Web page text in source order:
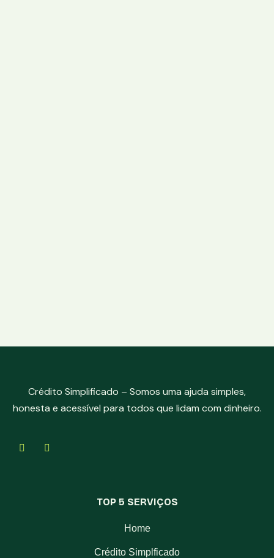
Crédito Simplificado – Somos uma ajuda simples,
honesta e acessível para todos que lidam com dinheiro.
TOP 5 SERVIÇOS
Home
Crédito Simplficado